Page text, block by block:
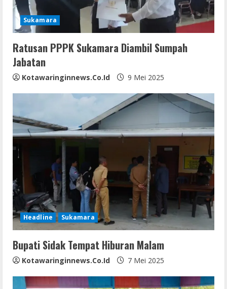
i
n
g
Sukamara
Ratusan PPPK Sukamara Diambil Sumpah
Jabatan
Kotawaringinnews.co.id 9 Mei 2025
Headline Sukamara
Bupati Sidak Tempat Hiburan Malam
Kotawaringinnews.co.id 7 Mei 2025